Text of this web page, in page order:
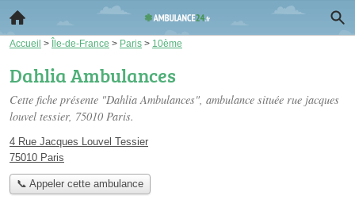
Accueil > Île-de-France > Paris > 10ème
Dahlia Ambulances
Cette fiche présente "Dahlia Ambulances", ambulance située rue jacques
louvel tessier, 75010 Paris.
4 Rue Jacques Louvel Tessier
75010 Paris
📞 Appeler cette ambulance